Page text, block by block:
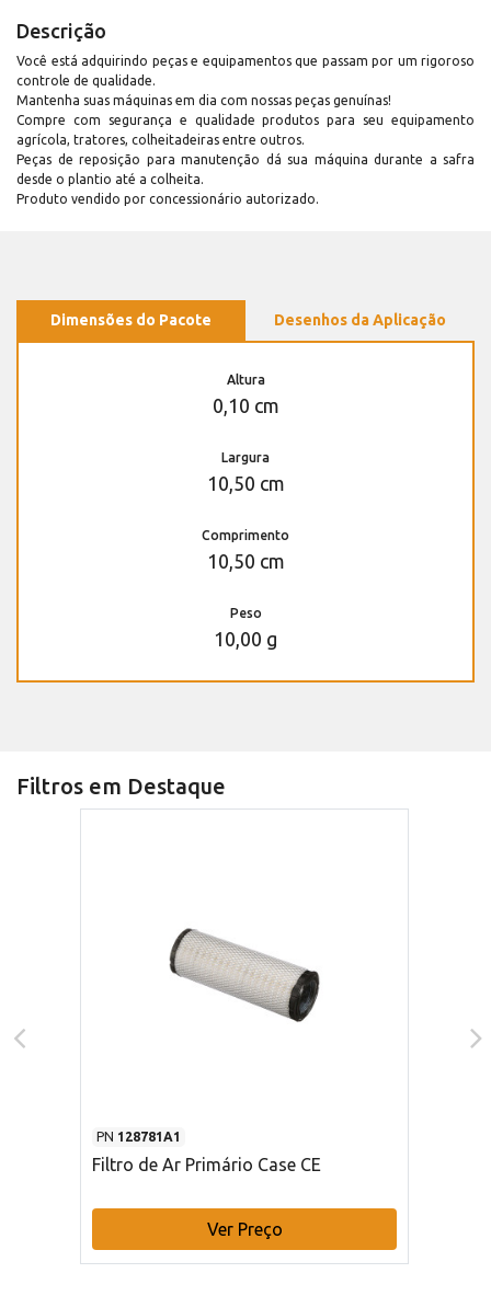
Descrição
Você está adquirindo peças e equipamentos que passam por um rigoroso
controle de qualidade.
Mantenha suas máquinas em dia com nossas peças genuínas!
Compre com segurança e qualidade produtos para seu equipamento
agrícola, tratores, colheitadeiras entre outros.
Peças de reposição para manutenção dá sua máquina durante a safra
desde o plantio até a colheita.
Produto vendido por concessionário autorizado.
Dimensões do Pacote Desenhos da Aplicação
Altura
0,10 cm
Largura
10,50 cm
Comprimento
10,50 cm
Peso
10,00 g
Filtros em Destaque
PN 128781A1
Filtro de Ar Primário Case CE
Ver Preço